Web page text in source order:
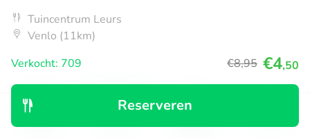
Reserveren
Tuincentrum Leurs
Venlo (11km)
Verkocht: 709
€8,95 €4,50